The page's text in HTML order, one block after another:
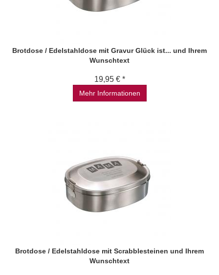
Brotdose / Edelstahldose mit Gravur Glück ist... und Ihrem
Wunschtext
19,95 € *
Mehr Informationen
Brotdose / Edelstahldose mit Scrabblesteinen und Ihrem
Wunschtext